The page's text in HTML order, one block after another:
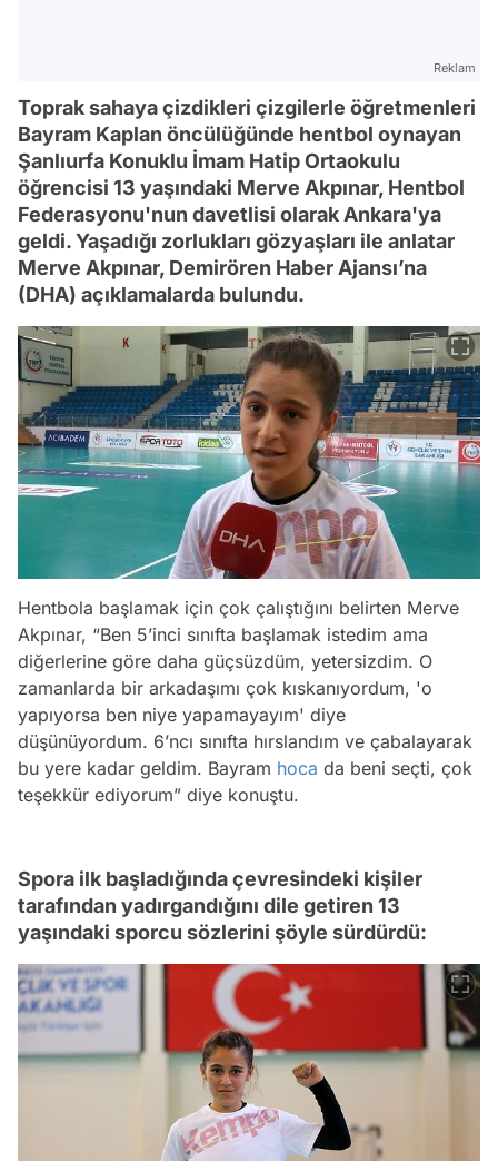
Reklam
Toprak sahaya çizdikleri çizgilerle öğretmenleri
Bayram Kaplan öncülüğünde hentbol oynayan
Şanlıurfa Konuklu İmam Hatip Ortaokulu
öğrencisi 13 yaşındaki Merve Akpınar, Hentbol
Federasyonu'nun davetlisi olarak Ankara'ya
geldi. Yaşadığı zorlukları gözyaşları ile anlatar
Merve Akpınar, Demirören Haber Ajansı’na
(DHA) açıklamalarda bulundu.
Hentbola başlamak için çok çalıştığını belirten Merve
Akpınar, “Ben 5’inci sınıfta başlamak istedim ama
diğerlerine göre daha güçsüzdüm, yetersizdim. O
zamanlarda bir arkadaşımı çok kıskanıyordum, 'o
yapıyorsa ben niye yapamayayım' diye
düşünüyordum. 6’ncı sınıfta hırslandım ve çabalayarak
bu yere kadar geldim. Bayram hoca da beni seçti, çok
teşekkür ediyorum” diye konuştu.
Spora ilk başladığında çevresindeki kişiler
tarafından yadırgandığını dile getiren 13
yaşındaki sporcu sözlerini şöyle sürdürdü: